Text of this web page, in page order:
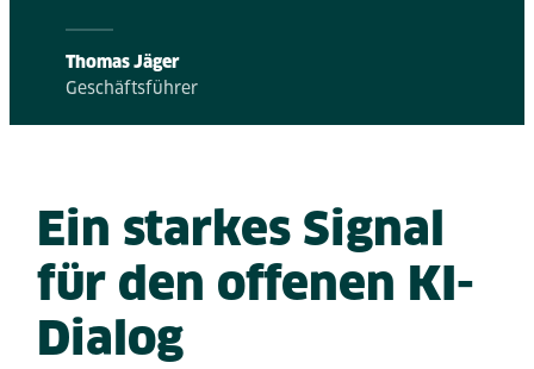
Thomas Jäger
Geschäftsführer
Ein starkes Signal
für den offenen KI-
Dialog